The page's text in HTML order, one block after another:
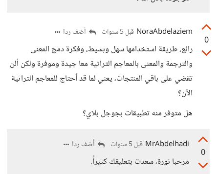
0
NoraAbdelaziem قبل 5 سنوات أضف ردا
رائع، طريقة استخدامها سهل وبسيط، وفكرة دمج المعنى
والترجمة والمعنى بالمعاجم التراثية معا جيدة وموفرة ولكن ألن
تقضي على باقي المنتجات، يعني لما قد أحتاج للمعاجم التراثية
الآن؟
هل متوفر منه تطبيقات بجوجل بلاي؟
0
MrAbdelhadi قبل 5 سنوات أضف ردا
مرحبا نورة، سعدت بتعليقك كثيراً.